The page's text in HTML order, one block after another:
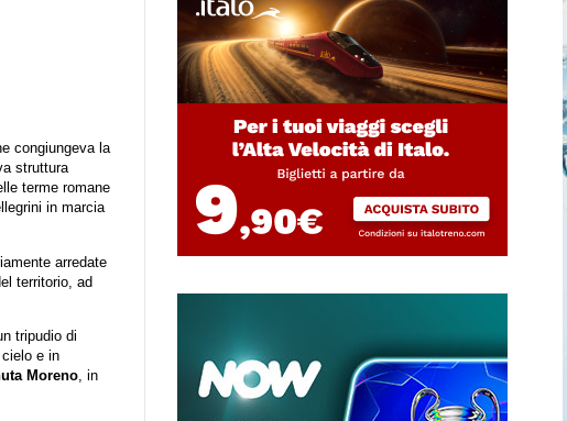
congiungeva la
struttura
terme romane
in marcia
arredate
territorio, ad
tripudio di
e in
Moreno , in